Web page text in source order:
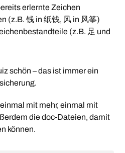
erlernte Zeichen
(z.B. 钱 in 纸钱, 风 in 风筝)
(z.B. 足 und
schön – das ist immer ein
mit mehr, einmal mit
die doc-Dateien, damit
können.